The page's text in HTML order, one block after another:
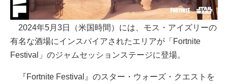
2024年5月3日（米国時間）には、モス・アイズリーの
有名な酒場にインスパイアされたエリアが「Fortnite
Festival」のジャムセッションステージに登場。
『Fortnite Festival』のスター・ウォーズ・クエストを